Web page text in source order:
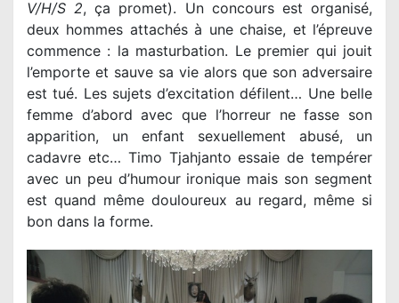
V/H/S 2, ça promet). Un concours est organisé,
deux hommes attachés à une chaise, et l’épreuve
commence : la masturbation. Le premier qui jouit
l’emporte et sauve sa vie alors que son adversaire
est tué. Les sujets d’excitation défilent… Une belle
femme d’abord avec que l’horreur ne fasse son
apparition, un enfant sexuellement abusé, un
cadavre etc… Timo Tjahjanto essaie de tempérer
avec un peu d’humour ironique mais son segment
est quand même douloureux au regard, même si
bon dans la forme.